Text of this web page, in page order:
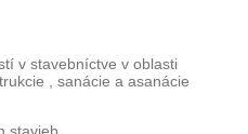
v stavebníctve v oblasti
, sanácie a asanácie